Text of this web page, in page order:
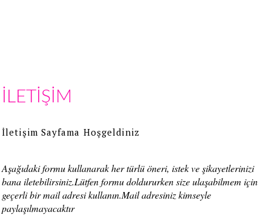
İLETİŞİM
İletişim Sayfama Hoşgeldiniz
Aşağıdaki formu kullanarak her türlü öneri, istek ve şikayetlerinizi
bana iletebilirsiniz.Lütfen formu doldururken size ulaşabilmem için
geçerli bir mail adresi kullanın.Mail adresiniz kimseyle
paylaşılmayacaktır